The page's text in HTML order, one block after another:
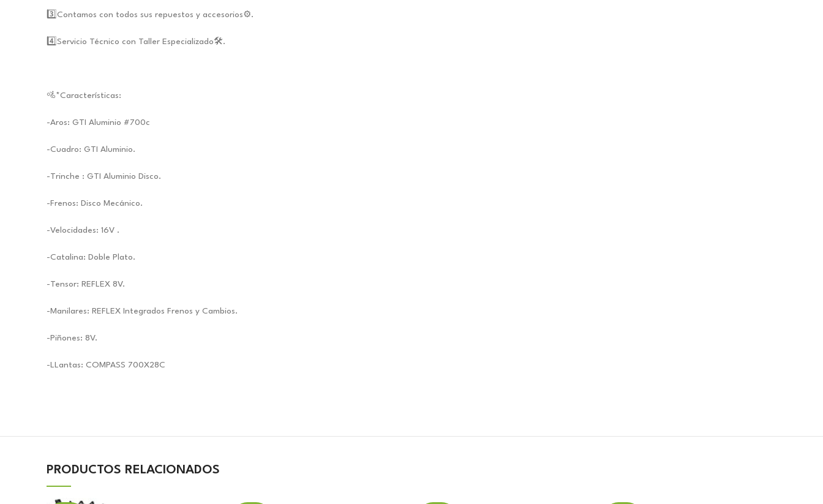
3️⃣Contamos con todos sus repuestos y accesorios⚙️.
4️⃣Servicio Técnico con Taller Especializado🛠️.
🚵*Características:
-Aros: GTI Aluminio #700c
-Cuadro: GTI Aluminio.
-Trinche : GTI Aluminio Disco.
-Frenos: Disco Mecánico.
-Velocidades: 16V .
-Catalina: Doble Plato.
-Tensor: REFLEX 8V.
-Manilares: REFLEX Integrados Frenos y Cambios.
-Piñones: 8V.
-LLantas: COMPASS 700X28C
PRODUCTOS RELACIONADOS